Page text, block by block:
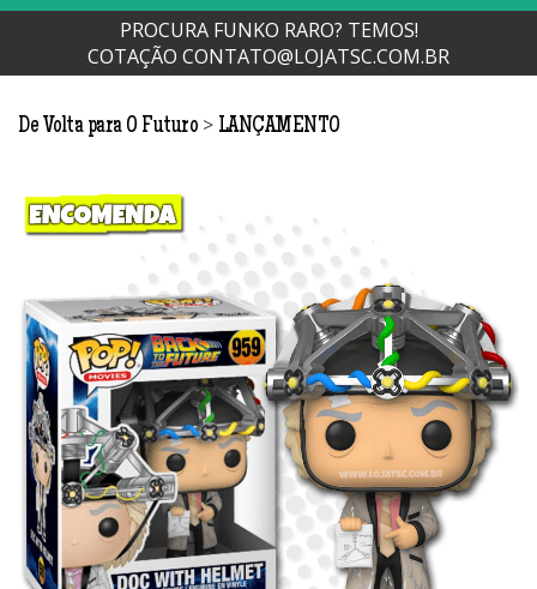
PROCURA FUNKO RARO? TEMOS!
COTAÇÃO CONTATO@LOJATSC.COM.BR
De Volta para O Futuro > LANÇAMENTO